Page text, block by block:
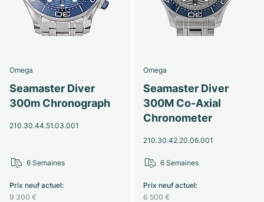
Omega
Seamaster Diver
300m Chronograph
210.30.44.51.03.001
Prix neuf actuel:
9 300 €
6 Semaines
Omega
Seamaster Diver
300M Co-Axial
Chronometer
210.30.42.20.06.001
Prix neuf actuel:
6 500 €
6 Semaines